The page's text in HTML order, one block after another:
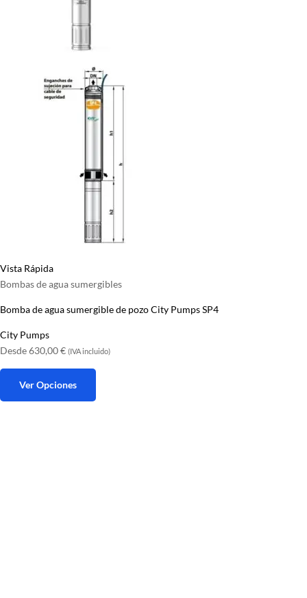
Vista Rápida
Bombas de agua sumergibles
Bomba de agua sumergible de pozo City Pumps SP4
City Pumps
Desde630,00€ (IVA incluido)
Ver Opciones